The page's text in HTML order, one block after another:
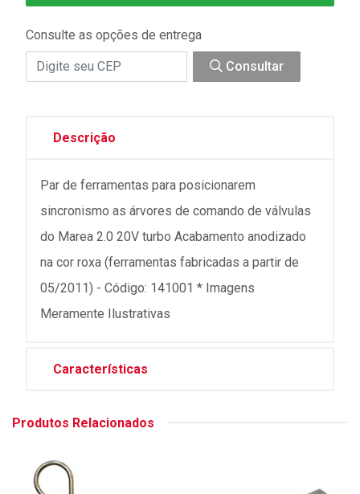
Consulte as opções de entrega
Consultar
Descrição
Par de ferramentas para posicionarem
sincronismo as árvores de comando de válvulas
do Marea 2.0 20V turbo Acabamento anodizado
na cor roxa (ferramentas fabricadas a partir de
05/2011) - Código: 141001 * Imagens
Meramente Ilustrativas
Características
Produtos Relacionados